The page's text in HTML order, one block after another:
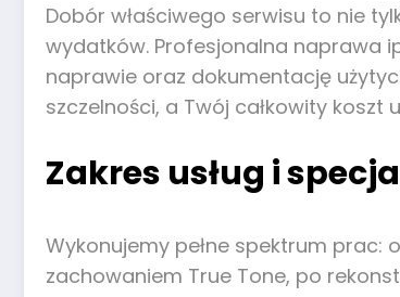
Dobór właściwego serwisu to nie
wydatków. Profesjonalna naprawa
naprawie oraz dokumentację
szczelności, a Twój całkowity
Zakres usług i
Wykonujemy pełne spektrum prac:
zachowaniem True Tone, po